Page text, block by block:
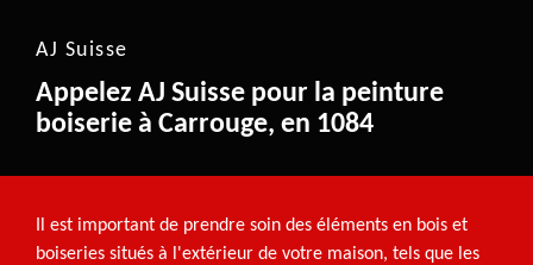
AJ Suisse
Appelez AJ Suisse pour la peinture
boiserie à Carrouge, en 1084
Il est important de prendre soin des éléments en bois et
boiseries situés à l'extérieur de votre maison, tels que les